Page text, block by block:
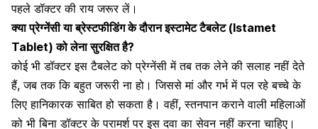
पहले डॉक्टर की राय जरूर लें।
क्या प्रेग्नेंसी या ब्रेस्टफीडिंग के दौरान इस्टामेट टैबलेट (Istamet
Tablet) को लेना सुरक्षित है?
कोई भी डॉक्टर इस टैबलेट कोप्रेग्नेंसी में तब तक लेने की सलाह नहीं देते
हैं, जब तक कि बहुत जरूरी ना हो। जिससे मां और गर्भ में पल रहे बच्चे के
लिए हानिकारक साबित हो सकता है। वहीं,स्तनपान कराने वाली महिलाओं
को भी बिना डॉक्टर के परामर्श पर इस दवा का सेवन नहीं करना चाहिए।